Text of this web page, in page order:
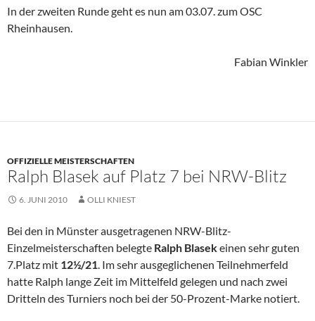
In der zweiten Runde geht es nun am 03.07. zum OSC
Rheinhausen.
Fabian Winkler
OFFIZIELLE MEISTERSCHAFTEN
Ralph Blasek auf Platz 7 bei NRW-Blitz
6. JUNI 2010 OLLI KNIEST
Bei den in Münster ausgetragenen NRW-Blitz-
Einzelmeisterschaften belegte Ralph Blasekeinen sehr guten
7.Platz mit 12½/21. Im sehr ausgeglichenen Teilnehmerfeld
hatte Ralph lange Zeit im Mittelfeld gelegen und nach zwei
Dritteln des Turniers noch bei der 50-Prozent-Marke notiert.